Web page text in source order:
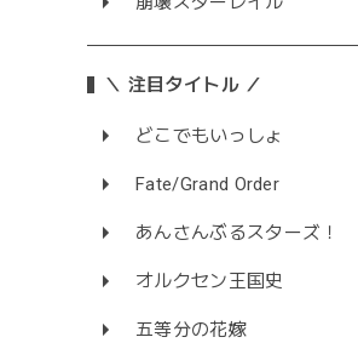
＼ 注目タイトル ／
どこでもいっしょ
Fate/Grand Order
あんさんぶるスターズ！
オルクセン王国史
五等分の花嫁